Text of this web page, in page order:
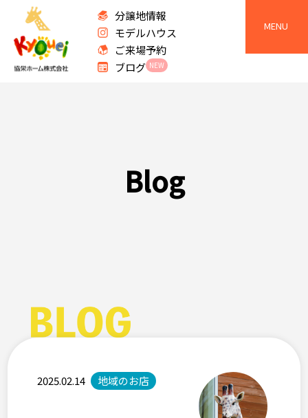
分譲地情報
モデルハウス
ご来場予約
ブログ NEW
MENU
Blog
2025.02.14 地域のお店